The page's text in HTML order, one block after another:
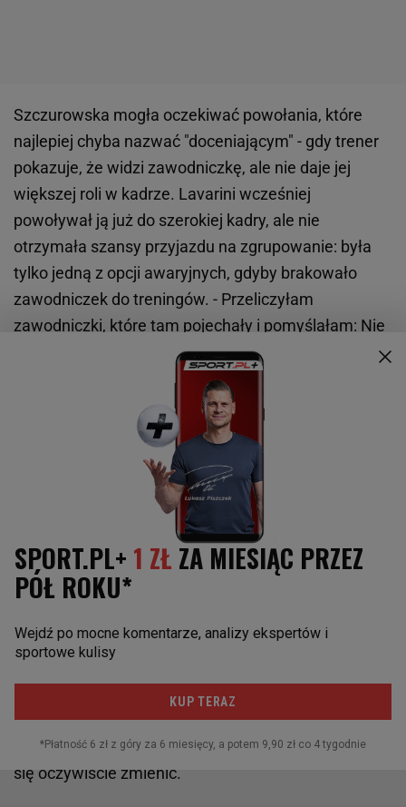
Szczurowska mogła oczekiwać powołania, które
najlepiej chyba nazwać "doceniającym" - gdy trener
pokazuje, że widzi zawodniczkę, ale nie daje jej
większej roli w kadrze. Lavarini wcześniej
powoływał ją już do szerokiej kadry, ale nie
otrzymała szansy przyjazdu na zgrupowanie: była
tylko jedną z opcji awaryjnych, gdyby brakowało
zawodniczek do treningów. - Przeliczyłam
zawodniczki, które tam pojechały i pomyślałam: Nie
będzie tam chyba tłumu. Raczej bym tam nikomu
nie przeszkadzała. Chwyciłam za telefon i
zapytałam, co mam poprawić, żeby następnym
razem znaleźć się wśród kadrowiczek, które
trenowały w Szczyrku. (...) Ta rozmowa i jej
generalny wydźwięk jest taki, że muszę po prostu
zagrać jeszcze lepszy sezon klubowy. Pracuj mocno,
a zobaczymy, co będzie dalej. Tak to odebrałam -
mówiła Szczurowskaw rozmowie z Maciejem
Piaseckim dla "Wprost"
żeby w końcu trafić do kadry, kiedyś być może nawet
czas po igrzyskach to o wiele lepszy moment na
nowe rozdanie i wdrażanie nowych siatkarek, choć
sytuacja i pozycja wielu z nich do tego czasu może
się oczywiście zmienić.